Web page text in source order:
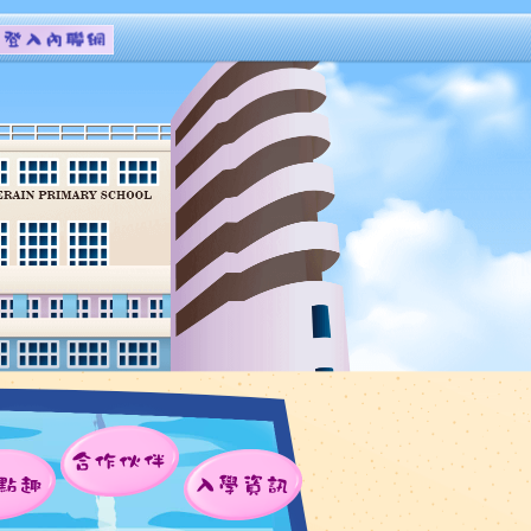
趣
合作伙伴
入學資訊